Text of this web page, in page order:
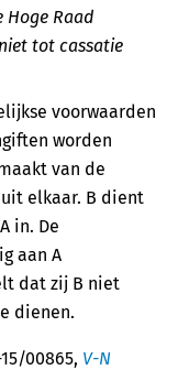
Hoge Raad
tot cassatie
voorwaarden
worden
van de
uit elkaar. B dient
in. De
aan A
dat zij B niet
dienen.
00865, V-N